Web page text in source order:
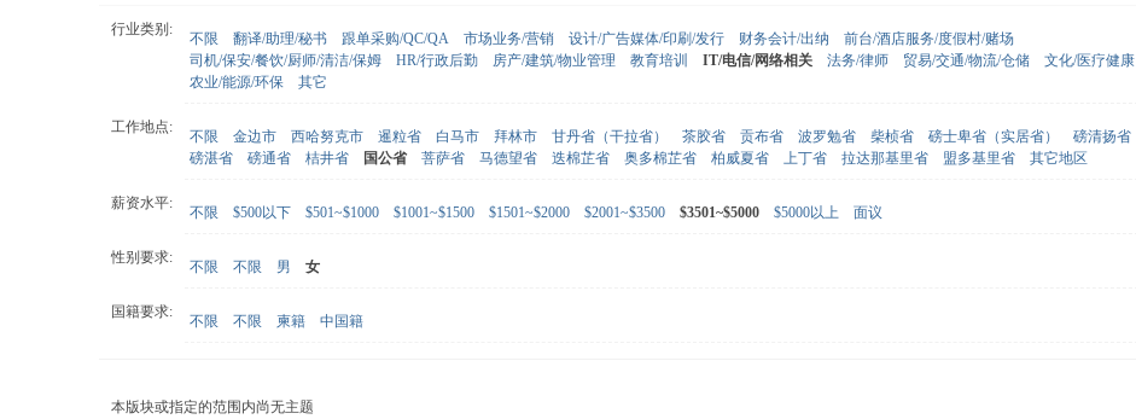
行业类别:
不限 翻译/助理/秘书 跟单采购/QC/QA 市场业务/营销 设计/广告媒体/印刷/发行 财务会计/出纳
前台/酒店服务/度假村/赌场
司机/保安/餐饮/厨师/清洁/保姆
HR/行政后勤 房产/建筑/物业管理 教育培训 IT/电信/网络相关 法务/律师 贸易/交通/物流/仓储
文化/医疗健康
农业/能源/环保
其它
工作地点:
不限 金边市 西哈努克市 暹粒省 白马市 拜林市 甘丹省（干拉省） 茶胶省 贡布省 波罗勉省 柴桢省 磅士卑省（实居省）
磅清扬省
磅湛省
磅通省 桔井省 国公省 菩萨省 马德望省 迭棉芷省 奥多棉芷省 柏威夏省 上丁省 拉达那基里省 盟多基里省 其它地区
薪资水平:
不限 $500以下 $501~$1000 $1001~$1500 $1501~$2000 $2001~$3500 $3501~$5000 $5000以上 面议
性别要求:
不限 不限 男 女
国籍要求:
不限 不限 柬籍 中国籍
本版块或指定的范围内尚无主题